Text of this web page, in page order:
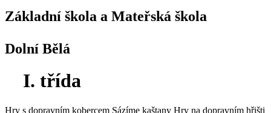
Základní škola a Mateřská škola
Dolní Bělá
I. třída
Hry s dopravním kobercem Sázíme kaštany Hry na dopravním hřišti